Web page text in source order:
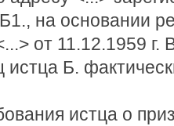
на основании
от 11.12.1959 г.
истца Б.
истца о